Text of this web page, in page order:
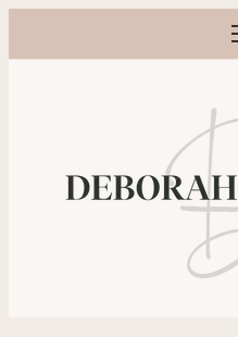
Photographe grossesse,